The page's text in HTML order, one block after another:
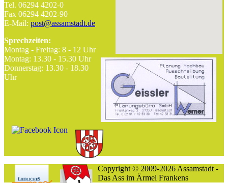
Tel. 06294 4202-0
Fax 06294 4202-90
E-Mail: post@assamstadt.de
Sprechzeiten:
Montag - Freitag: 8 - 12 Uhr
Montag: 13.30 - 15.30 Uhr
Donnerstag: 13.30 - 18.30
Uhr
Copyright © 2009-2026 Assamstadt -
Das Ass im Ärmel Frankens